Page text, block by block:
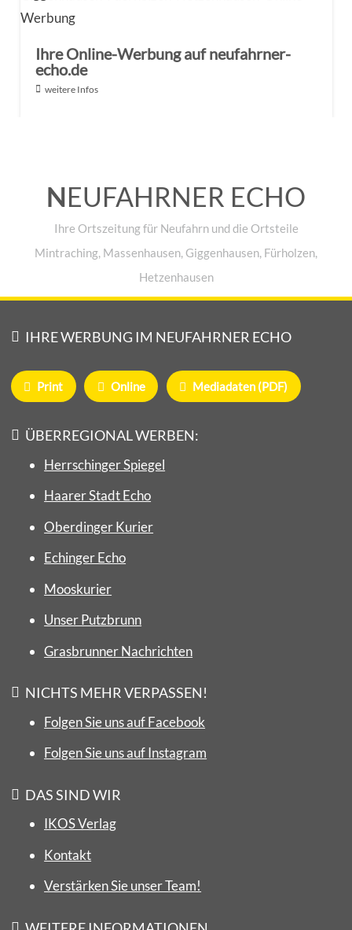
Ihre Online-Werbung auf neufahrner-
echo.de
weitere Infos
NEUFAHRNER ECHO
Ihre Ortszeitung für Neufahrn und die Ortsteile
Mintraching, Massenhausen, Giggenhausen, Fürholzen,
Hetzenhausen
IHRE WERBUNG IM NEUFAHRNER ECHO
Print Online Mediadaten (PDF)
ÜBERREGIONAL WERBEN:
Herrschinger Spiegel
Haarer Stadt Echo
Oberdinger Kurier
Echinger Echo
Mooskurier
Unser Putzbrunn
Grasbrunner Nachrichten
NICHTS MEHR VERPASSEN!
Folgen Sie uns auf Facebook
Folgen Sie uns auf Instagram
DAS SIND WIR
IKOS Verlag
Kontakt
Verstärken Sie unser Team!